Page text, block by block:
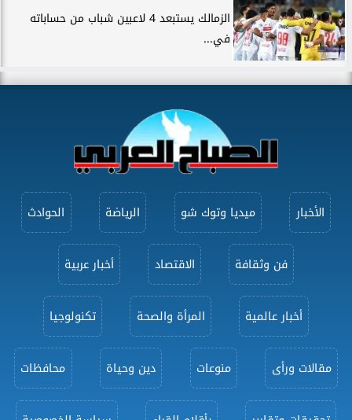
الزمالك يستبعد 4 لاعبين شباب من حساباته
في...
الأخبار ميديا وتوك شو الرياضة الحوادث
فن وثقافة الاقتصاد أخبار عربية
أخبار عالمية المرأة والصحة تكنولوجيا
مقالات ورأى منوعات دين وحياة محافظات